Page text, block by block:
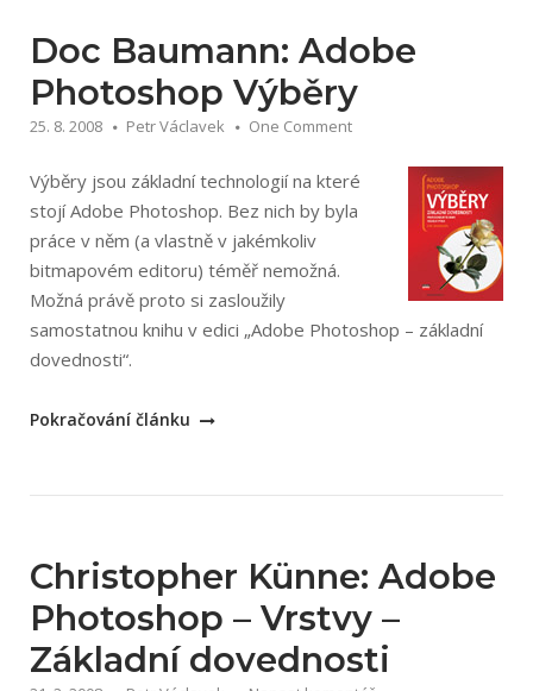
podrobný
Doc Baumann: Adobe
Photoshop Výběry
25. 8. 2008 Petr Václavek One Comment
Výběry jsou základní technologií na které
stojí Adobe Photoshop. Bez nich by byla
práce v něm (a vlastně v jakémkoliv
bitmapovém editoru) téměř nemožná.
Možná právě proto si zasloužily
samostatnou knihu v edici „Adobe Photoshop – základní
dovednosti“.
„Doc
Pokračování článku
Christopher Künne: Adobe
Photoshop – Vrstvy –
Základní dovednosti